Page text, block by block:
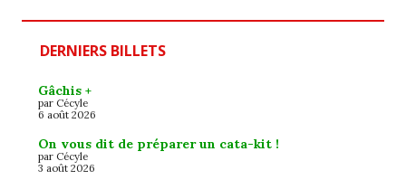
DERNIERS BILLETS
Gâchis +
par Cécyle
6 août 2026
On vous dit de préparer un cata-kit !
par Cécyle
3 août 2026